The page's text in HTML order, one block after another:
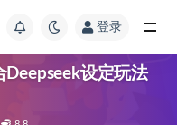
登录
设定玩法